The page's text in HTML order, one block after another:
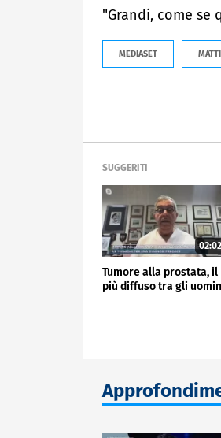
"Grandi, come se
MEDIASET
SUGGERITI
Tumore alla prostata, il
più diffuso tra gli